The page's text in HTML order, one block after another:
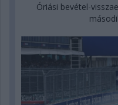
Óriási bevétel-